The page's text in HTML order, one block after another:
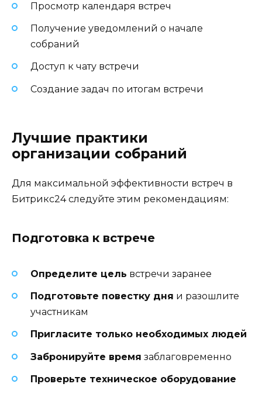
Просмотр календаря встреч
Получение уведомлений о начале
собраний
Доступ к чату встречи
Создание задач по итогам встречи
Лучшие практики
организации собраний
Для максимальной эффективности встреч в
Битрикс24 следуйте этим рекомендациям:
Подготовка к встрече
Определите цель встречи заранее
Подготовьте повестку дня и разошлите
участникам
Пригласите только необходимых людей
Забронируйте время заблаговременно
Проверьте техническое оборудование